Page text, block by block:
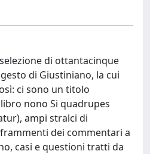
di ottantacinque
di Giustiniano, la cui
ci sono un titolo
nono Si quadrupes
ampi stralci di
dei commentari a
casi e questioni tratti da